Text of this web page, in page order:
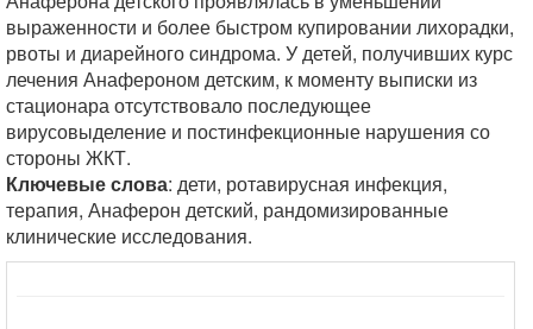
выраженности и более быстром купировании лихорадки,
рвоты и диарейного синдрома. У детей, получивших курс
лечения Анафероном детским, к моменту выписки из
стационара отсутствовало последующее
вирусовыделение и постинфекционные нарушения со
стороны ЖКТ.
Ключевые слова: дети, ротавирусная инфекция,
терапия, Анаферон детский, рандомизированные
клинические исследования.